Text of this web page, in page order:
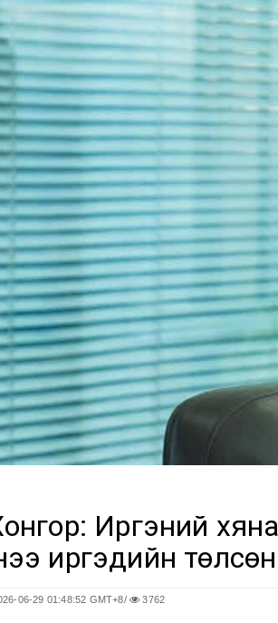
Иргэний
иргэдийн
06-29 01:48:52 GMT+8/ 3762